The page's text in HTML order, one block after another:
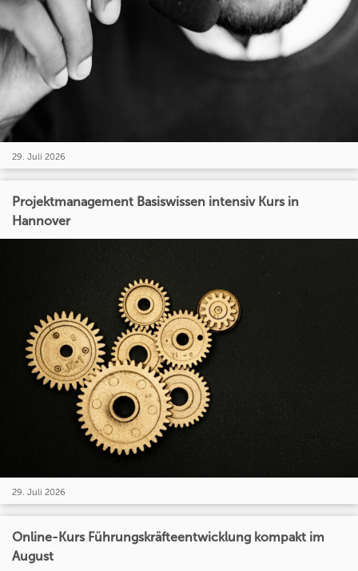
29. Juli 2026
Projektmanagement Basiswissen intensiv Kurs in
Hannover
29. Juli 2026
Online-Kurs Führungskräfteentwicklung kompakt im
August